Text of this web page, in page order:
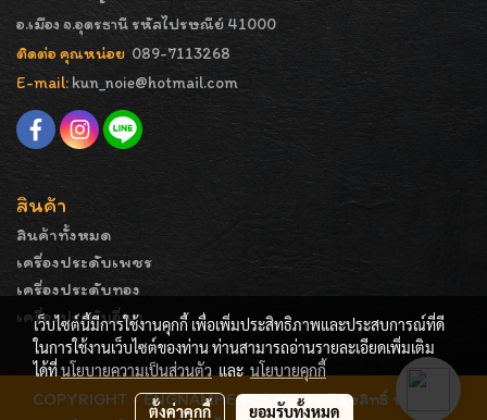
อ.เมือง จ.อุดรธานี รหัสไปรษณีย์ 41000
ติดต่อ คุณหน่อย 089-7113268
E-mail: kun_noie@hotmail.com
สินค้า
สินค้าทั้งหมด
เครื่องประดับเพชร
เครื่องประดับทอง
เครื่องประดับอื่นๆ
COPYRIGHT - ENGNAMHENG | รูปภาพมีลิขสิทธิ์ ห้ามมิให้
เว็บไซต์นี้มีการใช้งานคุกกี้ เพื่อเพิ่มประสิทธิภาพและประสบการณ์ที่ดี
ในการใช้งานเว็บไซต์ของท่าน ท่านสามารถอ่านรายละเอียดเพิ่มเติม
ได้ที่นโยบายความเป็นส่วนตัว และ นโยบายคุกกี้
ตั้งค่าคุกกี้ ยอมรับทั้งหมด